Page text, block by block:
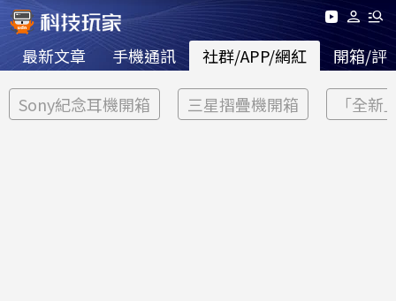
最新文章 手機通訊 社群/APP/網紅 開箱/評
Sony紀念耳機開箱 三星摺疊機開箱 「全新